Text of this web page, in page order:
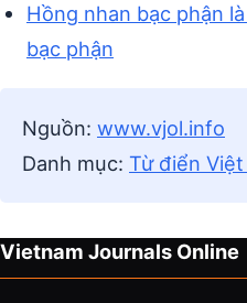
Hồng nhan bạc phận
bạc phận
Nguồn: www.vjol.info
Danh mục: Từ điển
Vietnam Journals Online